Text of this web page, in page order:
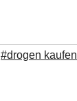
#drogen kaufen